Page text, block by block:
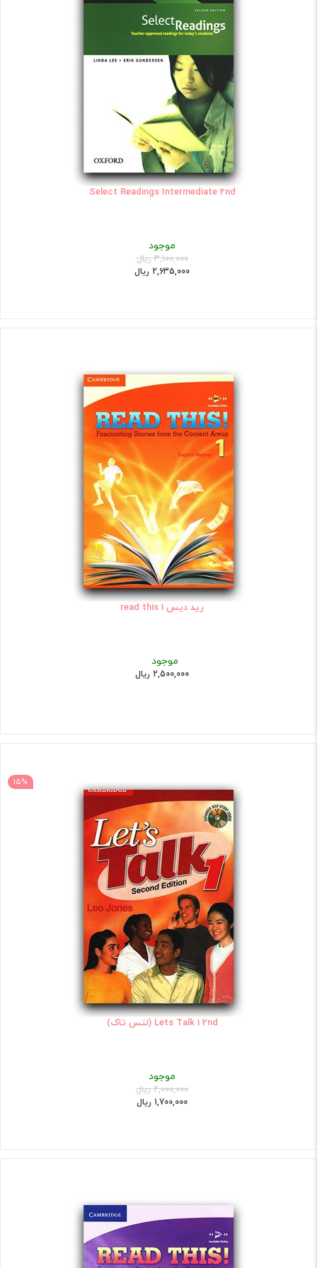
Select Readings Intermediate 2nd
موجود
3,100,000 ریال
2,635,000 ریال
رید دیس read this 1
موجود
2,500,000 ریال
15%
Lets Talk 1 2nd (لتس تاک)
موجود
2,000,000 ریال
1,700,000 ریال